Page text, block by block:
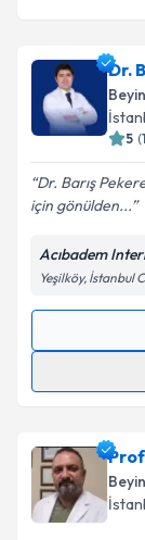
Dr.
5 (1
Dr. Barış
için gönülden...
Acıbadem
Yeşilköy, İstanbul
E-posta